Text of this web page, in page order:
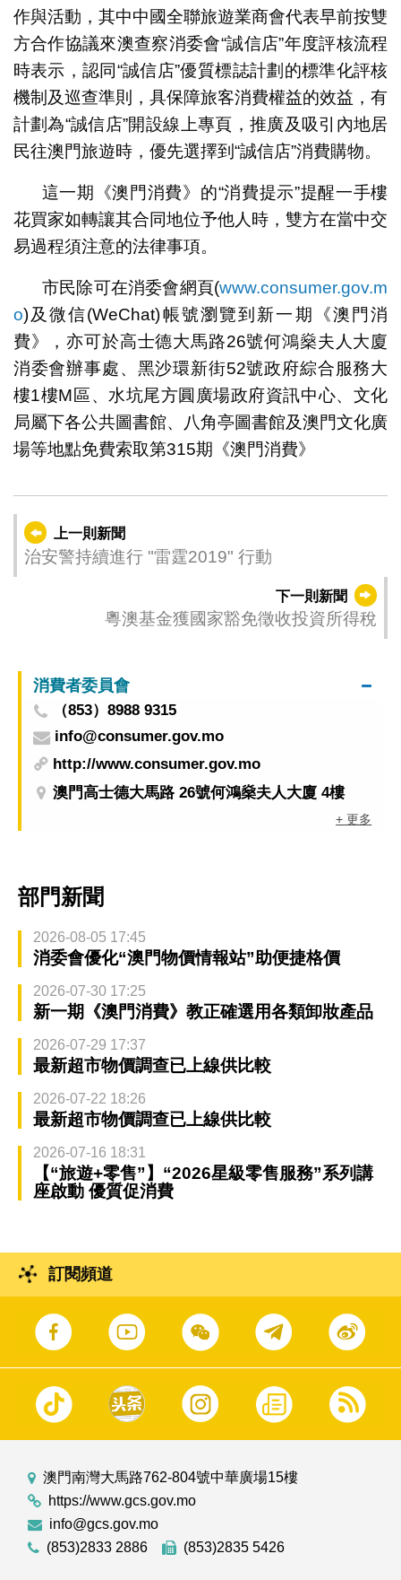
作與活動，其中中國全聯旅遊業商會代表早前按雙
方合作協議來澳查察消委會“誠信店”年度評核流程
時表示，認同“誠信店”優質標誌計劃的標準化評核
機制及巡查準則，具保障旅客消費權益的效益，有
計劃為“誠信店”開設線上專頁，推廣及吸引內地居
民往澳門旅遊時，優先選擇到“誠信店”消費購物。
這一期《澳門消費》的“消費提示”提醒一手樓
花買家如轉讓其合同地位予他人時，雙方在當中交
易過程須注意的法律事項。
市民除可在消委會網頁(www.consumer.gov.m
o)及微信(WeChat)帳號瀏覽到新一期《澳門消
費》，亦可於高士德大馬路26號何鴻燊夫人大廈
消委會辦事處、黑沙環新街52號政府綜合服務大
樓1樓M區、水坑尾方圓廣場政府資訊中心、文化
局屬下各公共圖書館、八角亭圖書館及澳門文化廣
場等地點免費索取第315期《澳門消費》
上一則新聞
治安警持續進行 "雷霆2019" 行動
下一則新聞
粵澳基金獲國家豁免徵收投資所得稅
消費者委員會
（853）8988 9315
info@consumer.gov.mo
http://www.consumer.gov.mo
澳門高士德大馬路 26號何鴻燊夫人大廈 4樓
+ 更多
部門新聞
2026-08-05 17:45
消委會優化“澳門物價情報站”助便捷格價
2026-07-30 17:25
新一期《澳門消費》教正確選用各類卸妝產品
2026-07-29 17:37
最新超市物價調查已上線供比較
2026-07-22 18:26
最新超市物價調查已上線供比較
2026-07-16 18:31
【“旅遊+零售”】“2026星級零售服務”系列講
座啟動 優質促消費
訂閱頻道
澳門南灣大馬路762-804號中華廣場15樓
https://www.gcs.gov.mo
info@gcs.gov.mo
(853)2833 2886
(853)2835 5426